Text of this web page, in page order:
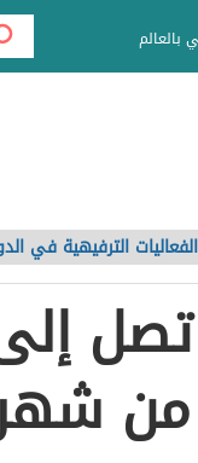
بالعالم
الفعاليات الترفيهية في